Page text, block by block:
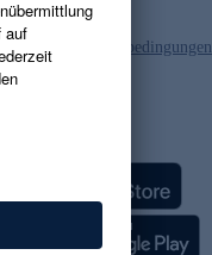
und die Gutscheinbedingungen